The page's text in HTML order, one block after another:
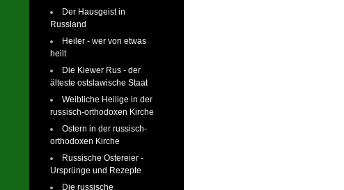
Der Hausgeist in
Russland
Heiler - wer von etwas
heilt
Die Kiewer Rus - der
älteste ostslawische Staat
Weibliche Heilige in der
russisch-orthodoxen Kirche
Ostern in der russisch-
orthodoxen Kirche
Russische Ostereier -
Ursprünge und Rezepte
Die russische